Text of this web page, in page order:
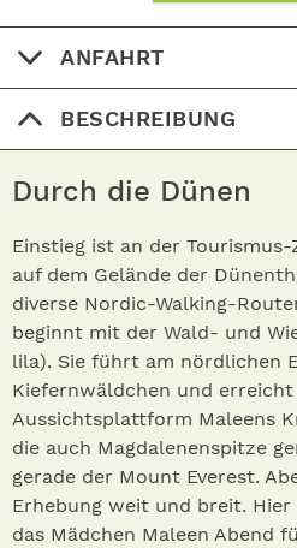
ANFAHRT
BESCHREIBUNG
Durch die Dünen
Einstieg ist an der
auf dem Gelände der
diverse Nordic-Walking-
beginnt mit der Wald- und
lila). Sie führt am nördlichen
Kiefernwäldchen und
Aussichtsplattform Maleens
die auch Magdalenenspitze
gerade der Mount Everest.
Erhebung weit und breit.
das Mädchen Maleen Abend